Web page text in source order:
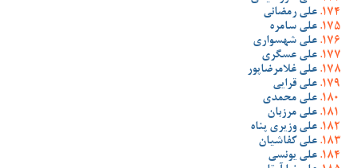
علی رمضانی
علی سامره
علی شهسواری
علی عسگری
علی غلامرضاپور
علی قرایی
علی محمدی
علی مرزبان
علی وزیری پناه
علی کفاشیان
علی یونسی